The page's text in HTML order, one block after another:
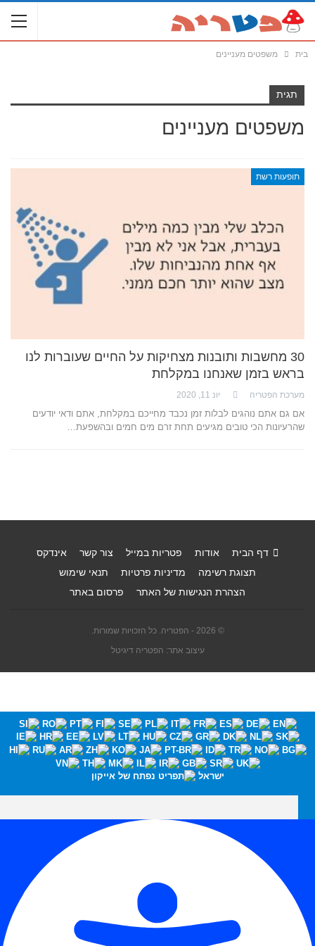
בית משפטים מעניינים
תגית
משפטים מעניינים
תופעות רשת
30 מחשבות ותובנות מצחיקות על החיים שעוברות לנו
בראש בזמן שאנחנו במקלחת
מערכת הפטריה יונ 11, 2020
אם גם אתם נוהגים לבלות זמן נכבד מחייכם במקלחת, אתם ודאי יודעים
שהרעיונות הכי טובים מגיעים תחת זרם מים חמים ובהשפעת…
דף הבית אודות פטריות במייל צור קשר
אינדקס
תצוגת רשימה
מדיניות פרטיות
תנאי שימוש
הצהרת הנגישות של האתר
פרסום באתר
© 2026 - הפטריה. כל הזכויות שמורות.
עיצוב אתר: הפטריה דיגיטל
ישראל